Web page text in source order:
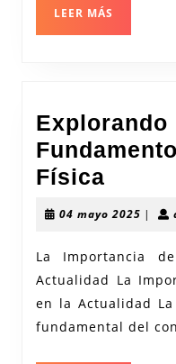
LEER MÁS
Explorando
Física
de
la
Física
04 mayo 2025 04|
La Importancia
Actualidad La
en la Actualidad
fundamental del